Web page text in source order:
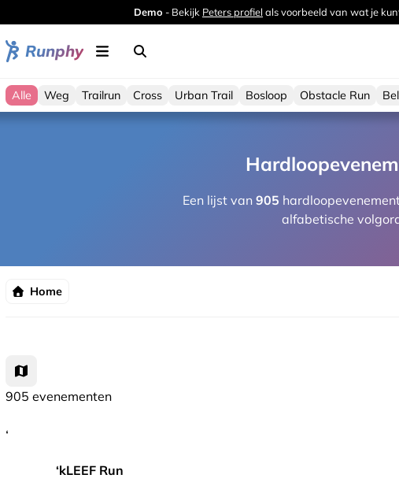
Demo - Bekijk Peters profiel als voorbeeld van wat je
Runphy
Alle Weg Trailrun Cross Urban Trail Bosloop Obstacle Run
Een lijst van 905
alfabetische
Home
905 evenementen
‘
‘kLEEF Run